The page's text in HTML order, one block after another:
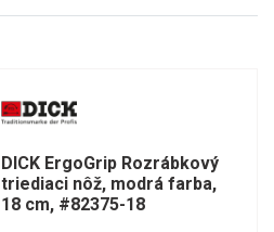
DICK ErgoGrip Rozrábkový
triediaci nôž, modrá farba,
18 cm, #82375-18